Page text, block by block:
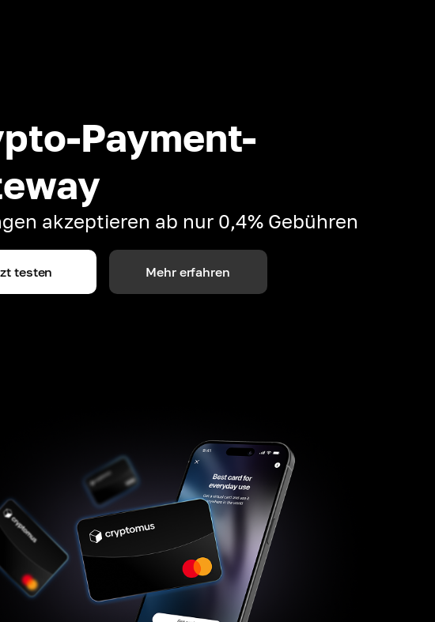
Payment-
akzeptieren ab nur 0,4% Gebühren
testen Mehr erfahren